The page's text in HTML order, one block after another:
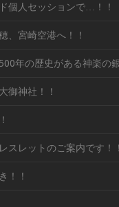
個人セッションで…！！
、宮崎空港へ！！
年の歴史がある神楽の
御神社！！
スレットのご案内です！！
！！